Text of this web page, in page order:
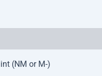
(NM or M-)